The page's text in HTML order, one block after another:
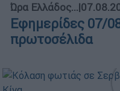
Ώρα Ελλάδος...|
Εφημερίδες 07/
πρωτοσέλιδα